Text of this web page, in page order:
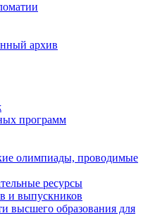
архив
программ
олимпиады, проводимые
ресурсы
и выпускников
высшего образования для